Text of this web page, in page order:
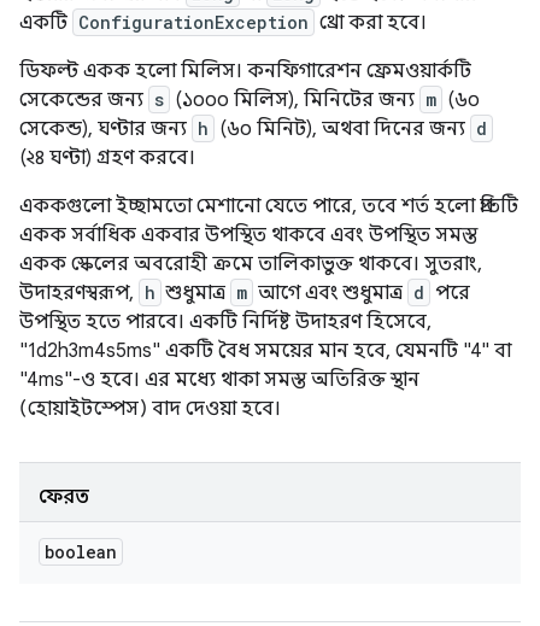
একটি ConfigurationException থ্রো করা হবে।
ডিফল্ট একক হলো মিলিস। কনফিগারেশন ফ্রেমওয়ার্কটি
সেকেন্ডের জন্য s (১০০০ মিলিস), মিনিটের জন্য m (৬০
সেকেন্ড), ঘণ্টার জন্য h (৬০ মিনিট), অথবা দিনের জন্য d
(২৪ ঘণ্টা) গ্রহণ করবে।
এককগুলো ইচ্ছামতো মেশানো যেতে পারে, তবে শর্ত হলো প্রতিটি
একক সর্বাধিক একবার উপস্থিত থাকবে এবং উপস্থিত সমস্ত
একক স্কেলের অবরোহী ক্রমে তালিকাভুক্ত থাকবে। সুতরাং,
উদাহরণস্বরূপ, h শুধুমাত্র m আগে এবং শুধুমাত্র d পরে
উপস্থিত হতে পারবে। একটি নির্দিষ্ট উদাহরণ হিসেবে,
"1d2h3m4s5ms" একটি বৈধ সময়ের মান হবে, যেমনটি "4" বা
"4ms"-ও হবে। এর মধ্যে থাকা সমস্ত অতিরিক্ত স্থান
(হোয়াইটস্পেস) বাদ দেওয়া হবে।
ফেরত
boolean